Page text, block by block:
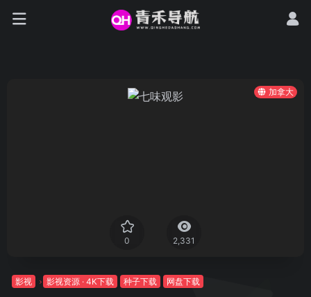
加拿大
0 2,331
影视 影视资源 · 4K下载 种子下载 网盘下载